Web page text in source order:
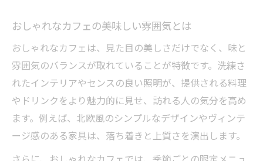
おしゃれなカフェの美味しい雰囲気とは
おしゃれなカフェは、見た目の美しさだけでなく、味と
雰囲気のバランスが取れていることが特徴です。洗練さ
れたインテリアやセンスの良い照明が、提供される料理
やドリンクをより魅力的に見せ、訪れる人の気分を高め
ます。例えば、北欧風のシンプルなデザインやヴィンテ
ージ感のある家具は、落ち着きと上質さを演出します。